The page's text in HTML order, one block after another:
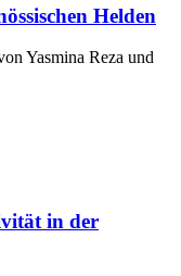
Helden
Yasmina Reza und
in der